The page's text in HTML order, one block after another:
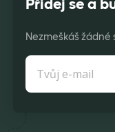
Přidej se a
Nezmeškáš žádné